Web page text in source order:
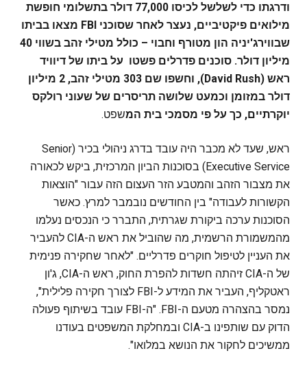
ודרגתו כדי לשלשל לכיסו 77,000 דולר בתשלומי חופשת
מילואים פיקטיביים, נעצר לאחר שסוכני FBI מצאו בביתו
שבווירג'יניה הון מטורף וחבוי – כולל מטילי זהב בשווי 40
מיליון דולר. סוכנים פדרלים פשטו על ביתו של דיוויד
ראש (David Rush), וחשפו שם 303 מטילי זהב, 2 מיליון
דולר במזומן וכמעט שלושה תריסרים של שעוני רולקס
יוקרתיים, כך על פי מסמכי בית המשפט.
ראש, שעד לא מכבר היה עובד בדרג ניהולי בכיר (Senior
Executive Service) בסוכנות הביון המרכזית, ביקש לכאורה
את מצבור הזהב והמטבע הזר העצום הזה עבור "הוצאות
הקשורות לעבודה" בין החודשים נובמבר למרץ. כאשר
הסוכנות ערכה ביקורת שגרתית, התברר כי הנכסים נעלמו
מהמשמורת הרשמית, מה שהוביל את ראש ה-CIA להעביר
את העניין לטיפול חוקרים פדרליים. "לאחר שחקירה פנימית
של ה-CIA זיהתה חשדות להפרת החוק, ראש ה-CIA, ג'ון
ראטקליף, העביר את המידע ל-FBI לצורך חקירה פלילית",
נמסר בהצהרה מטעם ה-FBI. "ה-FBI עובד בשיתוף פעולה
הדוק עם שותפינו ב-CIA ובמחלקת המשפטים בעודנו
ממשיכים לחקור את הנושא במלואו".